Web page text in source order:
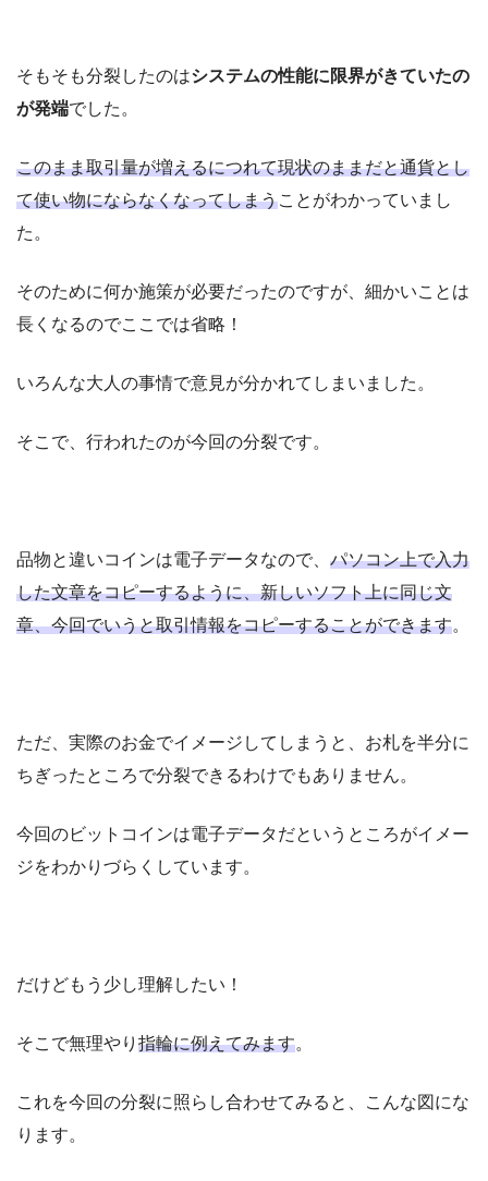
そもそも分裂したのはシステムの性能に限界がきていたの
が発端でした。
このまま取引量が増えるにつれて現状のままだと通貨とし
て使い物にならなくなってしまうことがわかっていまし
た。
そのために何か施策が必要だったのですが、細かいことは
長くなるのでここでは省略！
いろんな大人の事情で意見が分かれてしまいました。
そこで、行われたのが今回の分裂です。
品物と違いコインは電子データなので、 パソコン上で入力
した文章をコピーするように、新しいソフト上に同じ文
章、今回でいうと取引情報をコピーすることができます。
ただ、実際のお金でイメージしてしまうと、お札を半分に
ちぎったところで分裂できるわけでもありません。
今回のビットコインは電子データだというところがイメー
ジをわかりづらくしています。
だけどもう少し理解したい！
そこで無理やり 指輪に例えてみます。
これを今回の分裂に照らし合わせてみると、こんな図にな
ります。